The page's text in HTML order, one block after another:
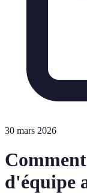
30 mars 2026
d'équipe